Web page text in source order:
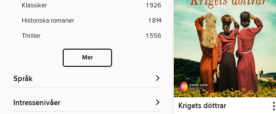
Klassiker
1 926
Historiska romaner
1 814
Thriller
1 556
Mer
Språk
Intressenivåer Krigets döttrar